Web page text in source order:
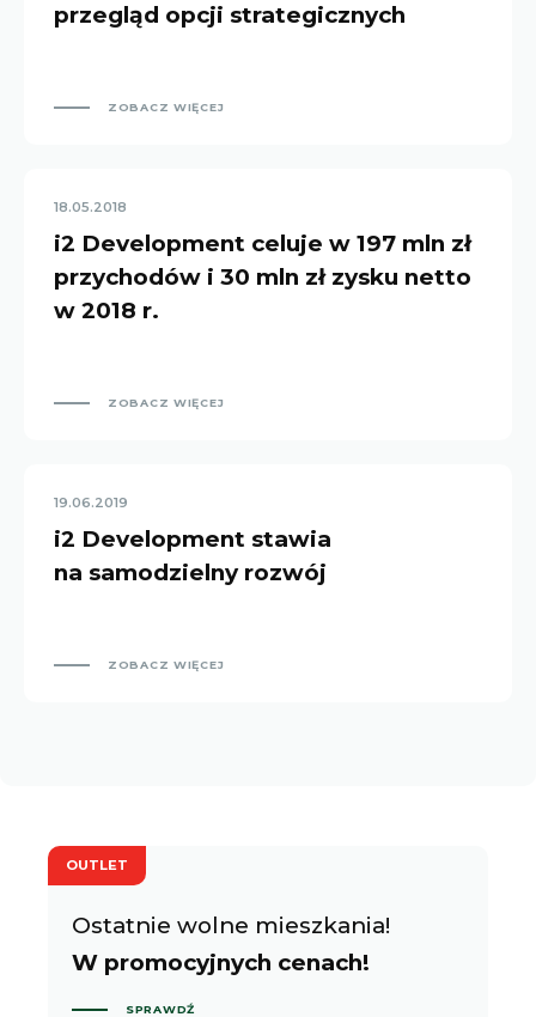
przegląd opcji strategicznych
ZOBACZ WIĘCEJ
18.05.2018
i2 Development celuje w 197 mln zł
przychodów i 30 mln zł zysku netto
w 2018 r.
ZOBACZ WIĘCEJ
19.06.2019
i2 Development stawia
na samodzielny rozwój
ZOBACZ WIĘCEJ
OUTLET
Ostatnie wolne mieszkania!
W promocyjnych cenach!
SPRAWDŹ